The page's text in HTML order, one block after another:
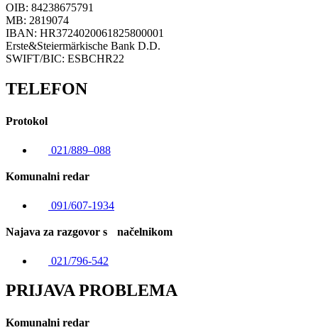
OIB: 84238675791
MB: 2819074
IBAN: HR3724020061825800001
Erste&Steiermärkische Bank D.D.
SWIFT/BIC: ESBCHR22
TELEFON
Protokol
021/889–088
Komunalni redar
091/607-1934
Najava za razgovor s načelnikom
021/796-542
PRIJAVA PROBLEMA
Komunalni redar